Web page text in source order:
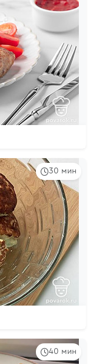
30 мин
40 мин